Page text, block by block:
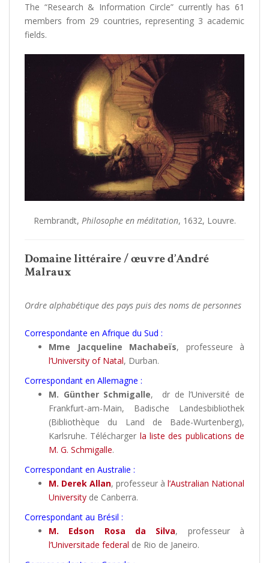
The “Research & Information Circle” currently has 61
members from 29 countries, representing 3 academic
fields.
Rembrandt, Philosophe en méditation, 1632, Louvre.
Domaine littéraire / œuvre d’André
Malraux
Ordre alphabétique des pays puis des noms de personnes
Correspondante en Afrique du Sud :
Mme Jacqueline Machabeïs, professeure à
l’University of Natal, Durban.
Correspondant en Allemagne :
M. Günther Schmigalle, dr de l’Université de
Frankfurt-am-Main, Badische Landesbibliothek
(Bibliothèque du Land de Bade-Wurtenberg),
Karlsruhe. Télécharger la liste des publications de
M. G. Schmigalle.
Correspondant en Australie :
M. Derek Allan, professeur à l’Australian National
University de Canberra.
Correspondant au Brésil :
M. Edson Rosa da Silva, professeur à
l’Universitade federal de Rio de Janeiro.